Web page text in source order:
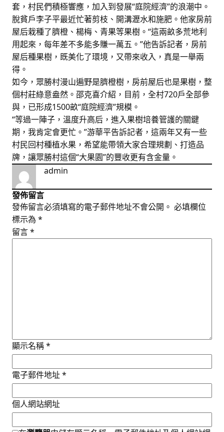
套，村民們積極響應，加入到發展“庭院經濟”的浪潮中。
脫貧戶李子平最近忙著剪枝、開溝瀝水和施肥。他家房前
屋后栽種了臍橙、楊梅、青果等果樹。“這兩畝多荒地利
用起來，每年差不多能多賺一萬五。”他告訴記者，房前
屋后種果樹，既美化了環境，又帶來收入，真是一舉兩
得。
如今，眾勝村漫山遍野是臍橙樹，房前屋后也是果樹，整
個村莊綠意盎然。邵克喜介紹，目前，全村720戶全部參
與，已形成1500畝“庭院經濟”規模。
“等過一陣子，溫度升高后，進入果樹培養管護的關鍵
期，我肯定會更忙。”游華平告訴記者，這兩年又有一些
村民回村種植水果，希望能帶領大家合理規劃、打造品
牌，讓眾勝村這個“大果園”的豐收更有含金量。
admin
發佈留言
發佈留言必須填寫的電子郵件地址不會公開。 必填欄位
標示為 *
留言*
顯示名稱*
電子郵件地址*
個人網站網址